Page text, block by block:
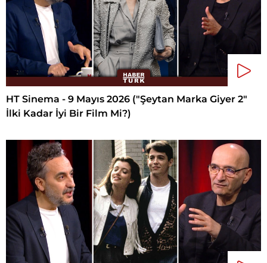
HT Sinema - 9 Mayıs 2026 ("Şeytan Marka Giyer 2"
İlki Kadar İyi Bir Film Mi?)